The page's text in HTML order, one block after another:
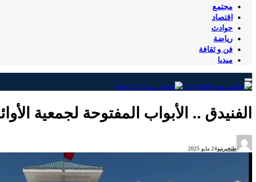
مجتمع
اقتصاد
حوادث
رياضة
فن و ثقافة
ميديا
الفنيدق .. الأبواب المفتوحة لجمعية
طنخيرينو24 مايو 2025